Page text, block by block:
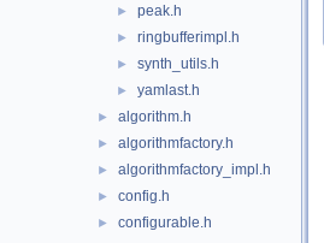
► peak.h
► ringbufferimpl.h
► synth_utils.h
► yamlast.h
► algorithm.h
► algorithmfactory.h
► algorithmfactory_impl.h
► config.h
► configurable.h